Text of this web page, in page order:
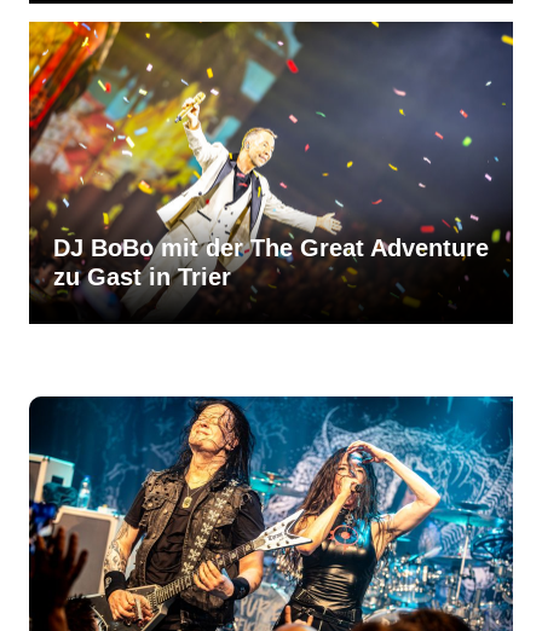
DJ BoBo mit der The Great Adventure
zu Gast in Trier